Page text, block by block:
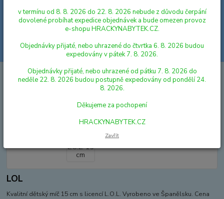
Menu
Hledat
HRAČKY NA VEN A SPORT MÍČE A MÍČKY Míč L.O.L. 15 cm
Míč L.O.L. 15 cm
LOL
Kvalitní dětský míč 15 cm s licencí L.O.L. Vyrobeno ve Španělsku. Cena
v termínu od 8. 8. 2026 do 22. 8. 2026 nebude z důvodu čerpání
dovolené probíhat expedice objednávek a bude omezen provoz
e-shopu HRACKYNABYTEK.CZ.
Objednávky přijaté, nebo uhrazené do čtvrtka 6. 8. 2026 budou
expedovány v pátek 7. 8. 2026.
Objednávky přijaté, nebo uhrazené od pátku 7. 8. 2026 do
neděle 22. 8. 2026 budou postupně expedovány od pondělí 24.
8. 2026.
Děkujeme za pochopení
HRACKYNABYTEK.CZ
Zavřít